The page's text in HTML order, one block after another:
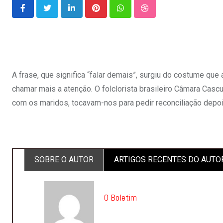
LinkedInPinterestWhatsappStumbleUpon
A frase, que significa “falar demais”, surgiu do costume
chamar mais a atenção. O folclorista brasileiro Câmara
com os maridos, tocavam-nos para pedir reconciliação
SOBRE O AUTOR ARTIGOS RECENTES DO
O Boletim